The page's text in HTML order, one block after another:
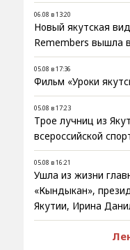
06.08 в 13:20
Новый якутская
Remembers вышла
05.08 в 17:36
Фильм «Уроки
05.08 в 17:23
Трое лучниц из
всероссийской
05.08 в 16:21
Ушла из жизни
«Кындыкан»,
Якутии, Ирина